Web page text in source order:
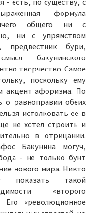
- есть, по существу, с
формула
общего ни с
ни с упрямством
предвестник бури,
бакунинского
творчество. Самое
поскольку ему
акцент афоризма. По
о равноправии обеих
истолковать ее в
не хотел строить и
в отрицании.
Бакунина могуч,
- не только бунт
нового мира. Никто
показать такой
«второго
Его «революционное